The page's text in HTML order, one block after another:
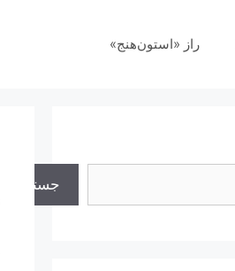
راز «استون‌هنج»
جستجو